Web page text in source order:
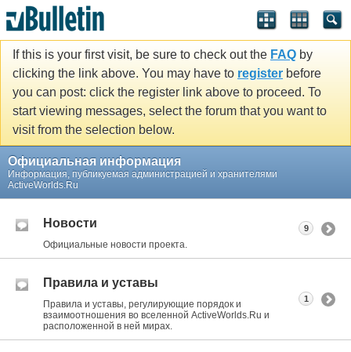
If this is your first visit, be sure to check out the FAQ by
clicking the link above. You may have to register before
you can post: click the register link above to proceed. To
start viewing messages, select the forum that you want to
visit from the selection below.
Официальная информация
Информация, публикуемая администрацией и хранителями
ActiveWorlds.Ru
Новости
Официальные новости проекта.
9
Правила и уставы
Правила и уставы, регулирующие порядок и
взаимоотношения во вселенной ActiveWorlds.Ru и
расположенной в ней мирах.
1